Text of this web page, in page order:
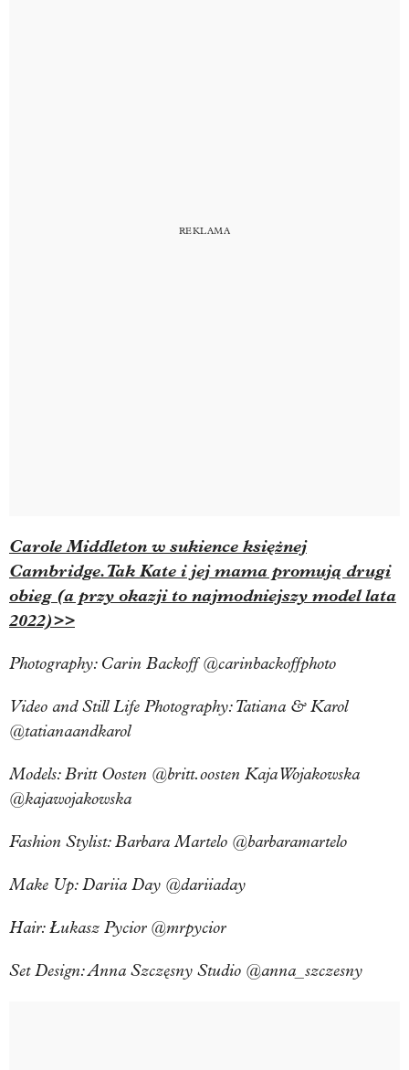
Carole Middleton w sukience księżnej
Cambridge. Tak Kate i jej mama promują drugi
obieg (a przy okazji to najmodniejszy model lata
2022)>>
Photography: Carin Backoff @carinbackoffphoto
Video and Still Life Photography: Tatiana & Karol
@tatianaandkarol
Models: Britt Oosten @britt.oosten Kaja Wojakowska
@kajawojakowska
Fashion Stylist: Barbara Martelo @barbaramartelo
Make Up: Dariia Day @dariiaday
Hair: Łukasz Pycior @mrpycior
Set Design: Anna Szczęsny Studio @anna_szczesny